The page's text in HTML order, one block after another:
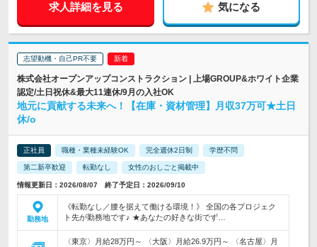
求人詳細を見る 気になる
志望動機・自己PR不要
株式会社オープンアップコンストラクション | 上場GROUP&ホワイト企業
認定/土日祝休&最大11連休/9月の入社OK
地元に貢献する未来へ！【在庫・資材管理】月収37万可★土日
休/o
正社員 職種・業種未経験OK 完全週休2日制 学歴不問
第二新卒歓迎 転勤なし 女性のおしごと掲載中
情報更新日：2026/08/07 終了予定日：2026/09/10
勤務地
《転勤なし／腰を据えて働ける環境！》 全国の各プロジェク
ト先が勤務地です♪ ★あなたの好きな街でず…
〈東京〉月給28万円～ 〈大阪〉月給26.9万円～ 〈名古屋〉月